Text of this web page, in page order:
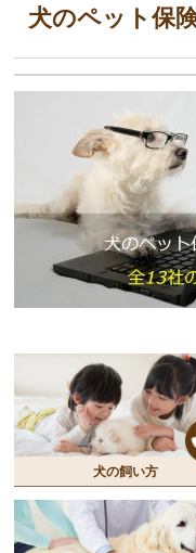
犬のペット保
犬の飼い方